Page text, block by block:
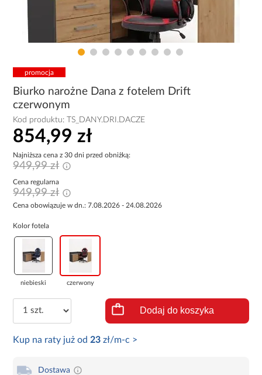
promocja
Biurko narożne Dana z fotelem Drift
czerwonym
Kod produktu: TS_DANY.DRI.DACZE
854,99 zł
Najniższa cena z 30 dni przed obniżką:
949,99 zł
Cena regularna
949,99 zł
Cena obowiązuje w dn.: 7.08.2026 - 24.08.2026
Kolor fotela
niebieski czerwony
Dodaj do koszyka
Kup na raty już od 23 zł/m-c >
Dostawa